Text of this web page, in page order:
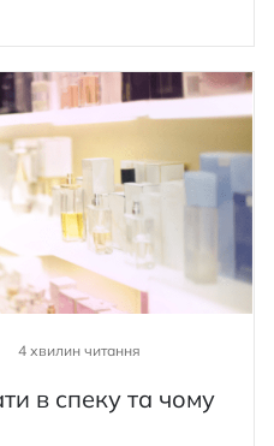
4 хвилин читання
в спеку та чому